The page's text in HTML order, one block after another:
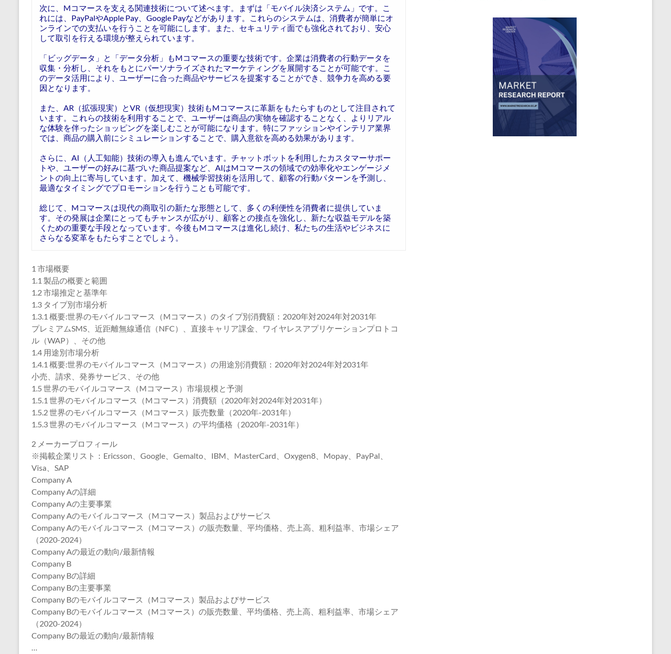
次に、Mコマースを支える関連技術について述べます。まずは「モバイル決済システム」です。こ
れには、PayPalやApple Pay、Google Payなどがあります。これらのシステムは、消費者が簡単にオ
ンラインでの支払いを行うことを可能にします。また、セキュリティ面でも強化されており、安心
して取引を行える環境が整えられています。
「ビッグデータ」と「データ分析」もMコマースの重要な技術です。企業は消費者の行動データを
収集・分析し、それをもとにパーソナライズされたマーケティングを展開することが可能です。こ
のデータ活用により、ユーザーに合った商品やサービスを提案することができ、競争力を高める要
因となります。
また、AR（拡張現実）とVR（仮想現実）技術もMコマースに革新をもたらすものとして注目されて
います。これらの技術を利用することで、ユーザーは商品の実物を確認することなく、よりリアル
な体験を伴ったショッピングを楽しむことが可能になります。特にファッションやインテリア業界
では、商品の購入前にシミュレーションすることで、購入意欲を高める効果があります。
さらに、AI（人工知能）技術の導入も進んでいます。チャットボットを利用したカスタマーサポー
トや、ユーザーの好みに基づいた商品提案など、AIはMコマースの領域での効率化やエンゲージメ
ントの向上に寄与しています。加えて、機械学習技術を活用して、顧客の行動パターンを予測し、
最適なタイミングでプロモーションを行うことも可能です。
総じて、Mコマースは現代の商取引の新たな形態として、多くの利便性を消費者に提供していま
す。その発展は企業にとってもチャンスが広がり、顧客との接点を強化し、新たな収益モデルを築
くための重要な手段となっています。今後もMコマースは進化し続け、私たちの生活やビジネスに
さらなる変革をもたらすことでしょう。
1 市場概要
1.1 製品の概要と範囲
1.2 市場推定と基準年
1.3 タイプ別市場分析
1.3.1 概要:世界のモバイルコマース（Mコマース）のタイプ別消費額：2020年対2024年対2031年
プレミアムSMS、近距離無線通信（NFC）、直接キャリア課金、ワイヤレスアプリケーションプロトコ
ル（WAP）、その他
1.4 用途別市場分析
1.4.1 概要:世界のモバイルコマース（Mコマース）の用途別消費額：2020年対2024年対2031年
小売、請求、発券サービス、その他
1.5 世界のモバイルコマース（Mコマース）市場規模と予測
1.5.1 世界のモバイルコマース（Mコマース）消費額（2020年対2024年対2031年）
1.5.2 世界のモバイルコマース（Mコマース）販売数量（2020年-2031年）
1.5.3 世界のモバイルコマース（Mコマース）の平均価格（2020年-2031年）
2 メーカープロフィール
※掲載企業リスト：Ericsson、Google、Gemalto、IBM、MasterCard、Oxygen8、Mopay、PayPal、
Visa、SAP
Company A
Company Aの詳細
Company Aの主要事業
Company Aのモバイルコマース（Mコマース）製品およびサービス
Company Aのモバイルコマース（Mコマース）の販売数量、平均価格、売上高、粗利益率、市場シェア
（2020-2024）
Company Aの最近の動向/最新情報
Company B
Company Bの詳細
Company Bの主要事業
Company Bのモバイルコマース（Mコマース）製品およびサービス
Company Bのモバイルコマース（Mコマース）の販売数量、平均価格、売上高、粗利益率、市場シェア
（2020-2024）
Company Bの最近の動向/最新情報
…